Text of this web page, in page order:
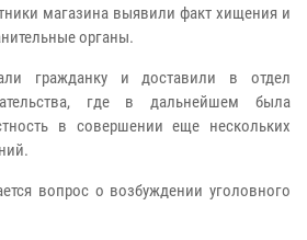
магазина выявили факт хищения и
органы.
гражданку и доставили в отдел
где в дальнейшем была
в совершении еще нескольких
вопрос о возбуждении уголовного